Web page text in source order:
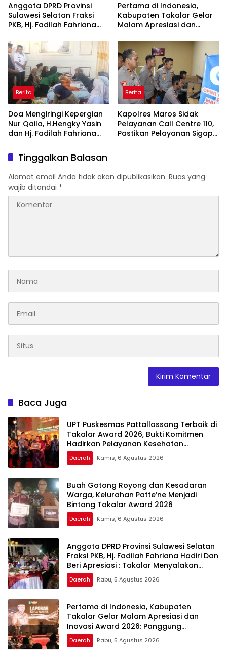
Anggota DPRD Provinsi
Sulawesi Selatan Fraksi
PKB, Hj. Fadilah Fahriana
Takalar Menyalakan
Lentera Pengabdian
Melalui Malam Apresiasi
dan Inovasi Award 2026
Pertama di Indonesia,
Kabupaten Takalar Gelar
Malam Apresiasi dan
Panggung Penghargaan
bagi Pelayan Publik
Berprestasi
Berita
Doa Mengiringi Kepergian
Nur Qaila, H.Hengky Yasin
dan Hj. Fadilah Fahriana
Keluarga
Berita
Kapolres Maros Sidak
Pelayanan Call Centre 110,
Pastikan Pelayanan Sigap
Tinggalkan Balasan
Alamat email Anda tidak akan dipublikasikan. Ruas yang
wajib ditandai *
Baca Juga
UPT Puskesmas Pattallassang Terbaik di
Takalar Award 2026, Bukti Komitmen
Hadirkan Pelayanan Kesehatan
Berkualitas
Daerah Kamis, 6 Agustus 2026
Buah Gotong Royong dan Kesadaran
Warga, Kelurahan Patte’ne Menjadi
Bintang Takalar Award 2026
Daerah Kamis, 6 Agustus 2026
Anggota DPRD Provinsi Sulawesi Selatan
Fraksi PKB, Hj. Fadilah Fahriana Hadiri Dan
Beri Apresiasi : Takalar Menyalakan
Lentera Pengabdian Melalui Malam
Apresiasi dan Inovasi Award 2026
Daerah Rabu, 5 Agustus 2026
Pertama di Indonesia, Kabupaten
Takalar Gelar Malam Apresiasi dan
Inovasi Award 2026: Panggung
Penghargaan bagi Pelayan Publik
Berprestasi
Daerah Rabu, 5 Agustus 2026